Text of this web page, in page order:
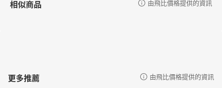
相似商品 由飛比價格提供的資訊
更多推薦 由飛比價格提供的資訊